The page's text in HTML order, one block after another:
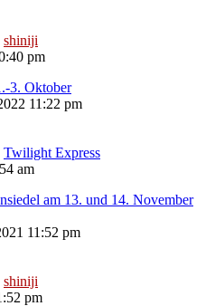
shiniji
pm
3. Oktober
11:22 pm
Twilight Express
am
am 13. und 14. November
11:52 pm
shiniji
pm